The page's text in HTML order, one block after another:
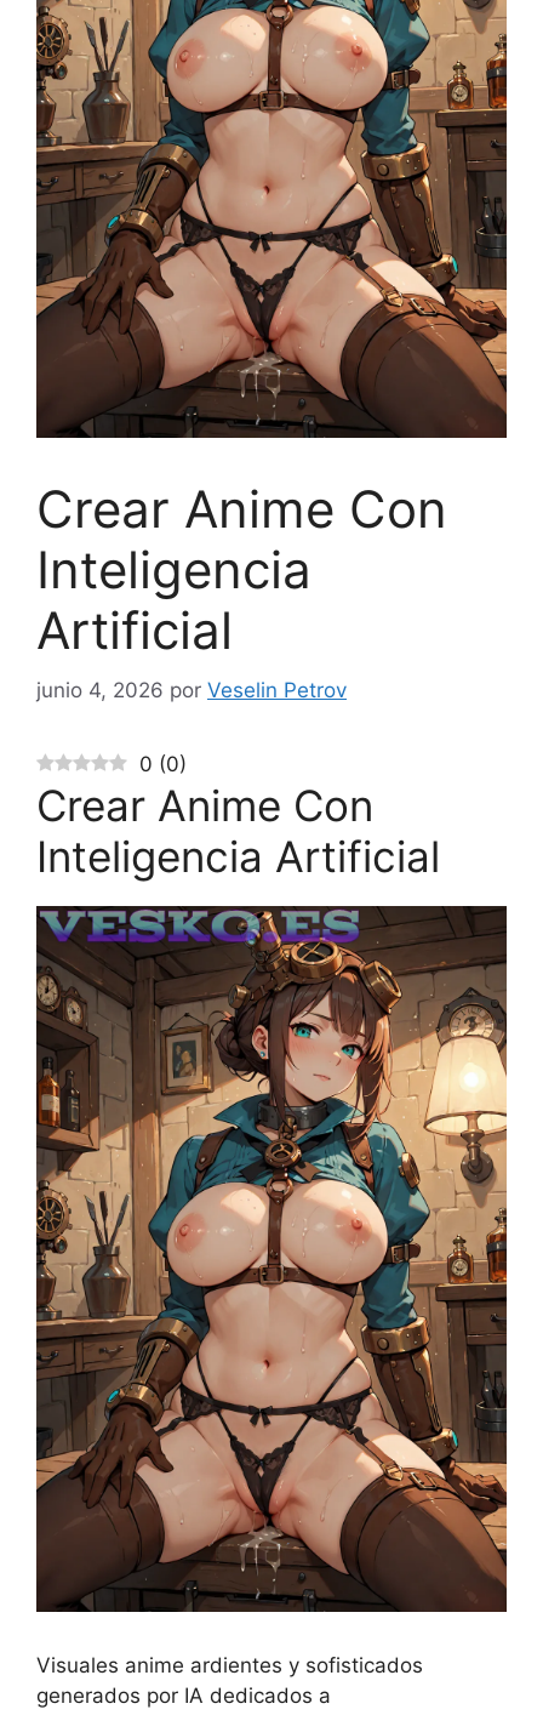
Crear Anime Con
Inteligencia
Artificial
junio 4, 2026 por Veselin Petrov
0 (0)
Crear Anime Con
Inteligencia Artificial
Visuales anime ardientes y sofisticados
generados por IA dedicados a